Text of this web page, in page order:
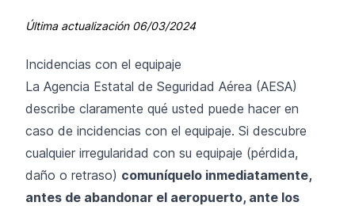
Última actualización 06/03/2024
Incidencias con el equipaje
La Agencia Estatal de Seguridad Aérea (AESA)
describe claramente qué usted puede hacer en
caso de incidencias con el equipaje. Si descubre
cualquier irregularidad con su equipaje (pérdida,
daño o retraso) comuníquelo inmediatamente,
antes de abandonar el aeropuerto, ante los